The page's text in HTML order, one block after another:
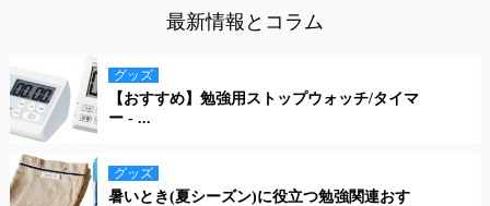
最新情報とコラム
グッズ
【おすすめ】勉強用ストップウォッチ/タイマ
ー - ...
グッズ
暑いとき(夏シーズン)に役立つ勉強関連おす